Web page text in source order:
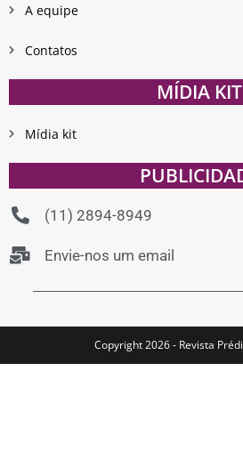
A equipe
Contatos
MÍDIA KIT
Mídia kit
(11) 2894-8949
Envie-nos um email
Copyright 2026 - Revista